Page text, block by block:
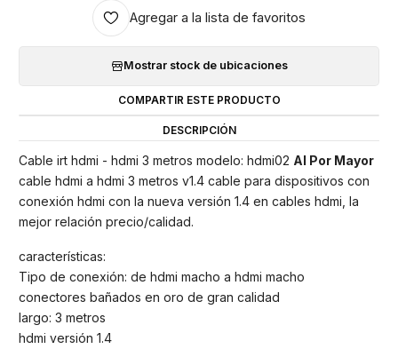
Agregar a la lista de favoritos
Mostrar stock de ubicaciones
COMPARTIR ESTE PRODUCTO
DESCRIPCIÓN
Cable irt hdmi - hdmi 3 metros modelo: hdmi02 Al Por Mayor
cable hdmi a hdmi 3 metros v1.4 cable para dispositivos con
conexión hdmi con la nueva versión 1.4 en cables hdmi, la
mejor relación precio/calidad.
características:
Tipo de conexión: de hdmi macho a hdmi macho
conectores bañados en oro de gran calidad
largo: 3 metros
hdmi versión 1.4